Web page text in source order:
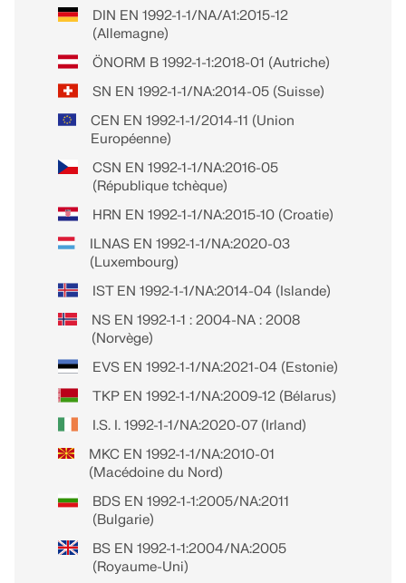
DIN EN 1992-1-1/NA/A1:2015-12
(Allemagne)
ÖNORM B 1992-1-1:2018-01 (Autriche)
SN EN 1992-1-1/NA:2014-05 (Suisse)
CEN EN 1992-1-1/2014-11 (Union
Européenne)
CSN EN 1992-1-1/NA:2016-05
(République tchèque)
HRN EN 1992-1-1/NA:2015-10 (Croatie)
ILNAS EN 1992-1-1/NA:2020-03
(Luxembourg)
IST EN 1992-1-1/NA:2014-04 (Islande)
NS EN 1992-1-1 : 2004-NA : 2008
(Norvège)
EVS EN 1992-1-1/NA:2021-04 (Estonie)
TKP EN 1992-1-1/NA:2009-12 (Bélarus)
I.S. I. 1992-1-1/NA:2020-07 (Irland)
MKC EN 1992-1-1/NA:2010-01
(Macédoine du Nord)
BDS EN 1992-1-1:2005/NA:2011
(Bulgarie)
BS EN 1992-1-1:2004/NA:2005
(Royaume-Uni)